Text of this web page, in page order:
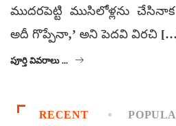
ముదరపెట్టి ముసిలోళ్లను చేసినాక
అదీ గొప్పేనా,’ అని పెదవి విరచి
పూర్తి వివరాలు ...
RECENT